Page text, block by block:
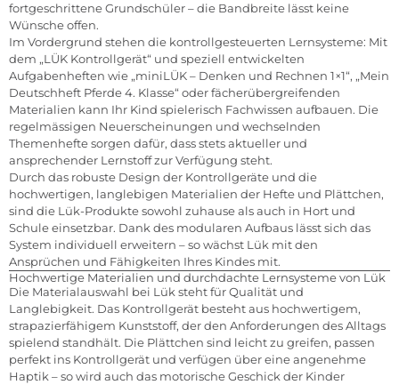
fortgeschrittene Grundschüler – die Bandbreite lässt keine
Wünsche offen.
Im Vordergrund stehen die kontrollgesteuerten Lernsysteme: Mit
dem „LÜK Kontrollgerät“ und speziell entwickelten
Aufgabenheften wie „miniLÜK – Denken und Rechnen 1×1“, „Mein
Deutschheft Pferde 4. Klasse“ oder fächerübergreifenden
Materialien kann Ihr Kind spielerisch Fachwissen aufbauen. Die
regelmässigen Neuerscheinungen und wechselnden
Themenhefte sorgen dafür, dass stets aktueller und
ansprechender Lernstoff zur Verfügung steht.
Durch das robuste Design der Kontrollgeräte und die
hochwertigen, langlebigen Materialien der Hefte und Plättchen,
sind die Lük-Produkte sowohl zuhause als auch in Hort und
Schule einsetzbar. Dank des modularen Aufbaus lässt sich das
System individuell erweitern – so wächst Lük mit den
Ansprüchen und Fähigkeiten Ihres Kindes mit.
Hochwertige Materialien und durchdachte Lernsysteme von Lük
Die Materialauswahl bei Lük steht für Qualität und
Langlebigkeit. Das Kontrollgerät besteht aus hochwertigem,
strapazierfähigem Kunststoff, der den Anforderungen des Alltags
spielend standhält. Die Plättchen sind leicht zu greifen, passen
perfekt ins Kontrollgerät und verfügen über eine angenehme
Haptik – so wird auch das motorische Geschick der Kinder